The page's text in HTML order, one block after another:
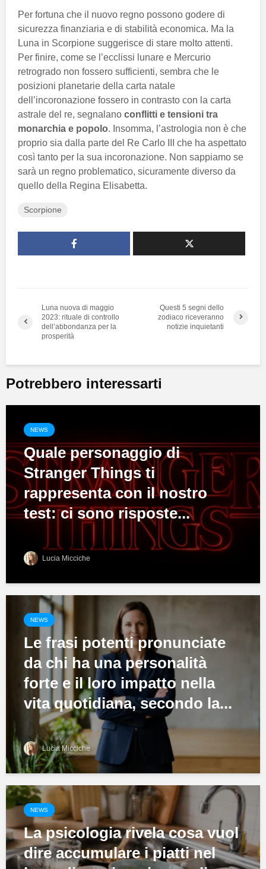
Per fortuna che il nuovo regno possono godere di
sicurezza finanziaria e di stabilità economica. Ma la
Luna in Scorpione suggerisce di stare molto attenti.
Per finire, come se l’ecclissi lunare e Mercurio
retrogrado non fossero sufficienti, sembra che le
posizioni planetarie della carta natale
dell’incoronazione fossero in contrasto con la carta
astrale del re, segnalano conflitti e tensioni tra
monarchia e popolo. Insomma, l’astrologia non è che
proprio sia dalla parte del Re Carlo III che ha aspettato
così tanto per la sua incoronazione. Non sappiamo se
sarà un regno problematico, sicuramente diverso da
quello della Regina Elisabetta.
Scorpione
Luna nuova di maggio
2023: rituale di controllo
dell’abbondanza per la
prosperità
Questi 5 segni dello
zodiaco riceveranno
notizie inquietanti
Potrebbero interessarti
NEWS
Quale personaggio di
Stranger Things ti
rappresenta con il nostro
test: ci sono risposte...
Lucia Micciche
NEWS
Le frasi potenti pronunciate
da chi ha una personalità
forte e il loro impatto nella
vita quotidiana, secondo la...
Lucia Micciche
NEWS
La psicologia rivela cosa vuol
dire accumulare i piatti nel